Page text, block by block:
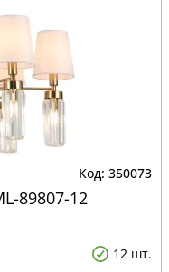
350073
89807-12
12 шт.